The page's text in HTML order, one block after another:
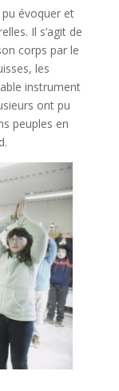
évoquer et
Il s’agit de
corps par le
les
instrument
ont pu
peuples en